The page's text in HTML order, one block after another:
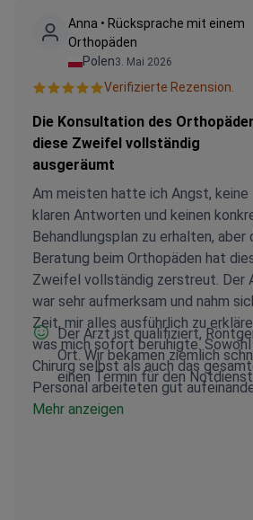
Аnna • Rücksprache mit einem
Orthopäden
Polen3. Mai 2026
Verifizierte Rezension.
Die Konsultation des
diese Zweifel vollständig
ausgeräumt
Am meisten hatte ich Angst, keine
klaren Antworten und keinen
Behandlungsplan zu erhalten, aber
Beratung beim Orthopäden hat
Zweifel vollständig zerstreut. Der
war sehr aufmerksam und nahm
Zeit, mir alles ausführlich zu
was mich sofort beruhigte.
Chirurg selbst als auch das
Personal arbeiteten gut
abgestimmt und professionell, ich
Der Arzt ist qualifiziert,
Ort. Wir bekamen ziemlich
einen Termin für den
Mehr anzeigen